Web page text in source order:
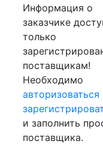
Информация о
заказчике
только
поставщикам!
Необходимо
авторизоваться
и заполнить
поставщика.